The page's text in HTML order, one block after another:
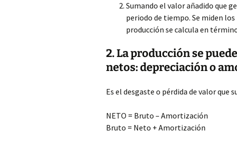
Sumando el valor añadido que
periodo de tiempo. Se miden
producción se calcula en
2. La producción se
netos: depreciación o
Es el desgaste o pérdida de valor que
NETO = Bruto – Amortización
Bruto = Neto + Amortización